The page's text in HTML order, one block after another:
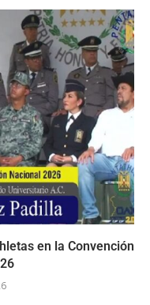
en la Convención